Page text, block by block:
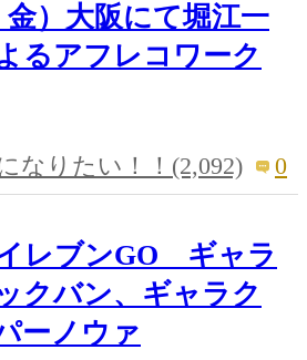
金）大阪にて堀江一
るアフレコワーク
なりたい！！(2,092) 0
レブンGO ギャラ
クバン、ギャラク
ーノウァ